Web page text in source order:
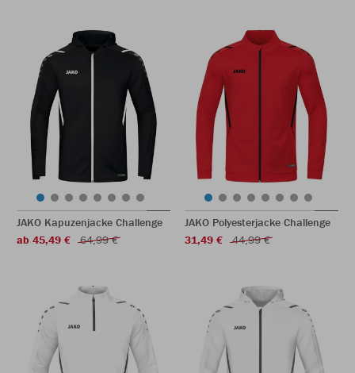
JAKO Kapuzenjacke Challenge
ab 45,49 €
64,99 €
JAKO Polyesterjacke Challenge
31,49 €
44,99 €